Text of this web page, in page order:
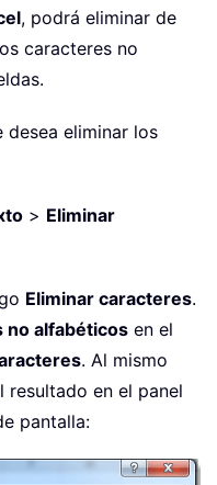
, podrá eliminar de
caracteres no
desea eliminar los
> Eliminar
Eliminar caracteres.
no alfabéticos en el
. Al mismo
en el panel
pantalla: